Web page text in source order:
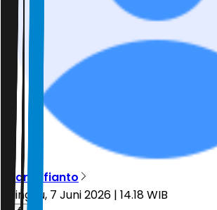
Rian Alfianto
Minggu, 7 Juni 2026 | 14.18 WIB